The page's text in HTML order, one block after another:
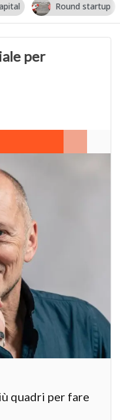
Round startup
per
quadri per fare